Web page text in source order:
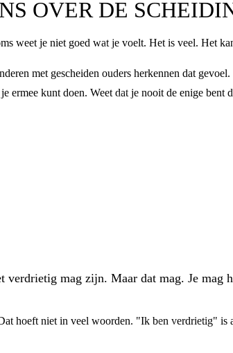
OVER DE
weet je niet goed wat je voelt. Het is veel. Het
met gescheiden ouders herkennen dat
ermee kunt doen. Weet dat je nooit de enige bent
mag zijn. Maar dat mag. Je mag
hoeft niet in veel woorden. "Ik ben verdrietig" is